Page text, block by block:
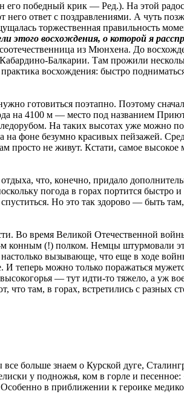
победный крик — Ред.). На этой
ответ с поздравлениями. А чуть
торжественная правильность
восхождения, о которой я
из Мюнхена. До
Балкарии. Там прожили
восхождения: быстро
готовиться поэтапно. Поэтому
на 4100 м — место под названием
ледорубом. На таких высотах уже можно
фоне безумно красивых пейзажей.
просто не живут. Кстати, самое
что, конечно, придало
погода в горах портится
Но это так здорово — быть
Во время Великой Отечественной
конным (!) полком. Немцы штурмовали
вызывающе, что еще в ходе
теперь можно только поражаться
— тут идти-то тяжело, а уж
что там, в горах, встретились с разных
больше знаем о Курской дуге,
у подножья, ком в горле и
Особенно в приближении к героике